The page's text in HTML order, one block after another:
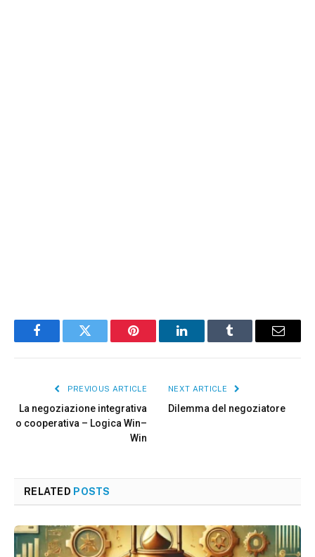
FacebookTwitter Pinterest LinkedInTumblr Email
PREVIOUS ARTICLE
La negoziazione integrativa
o cooperativa – Logica Win–
Win
NEXT ARTICLE
Dilemma del negoziatore
RELATED POSTS